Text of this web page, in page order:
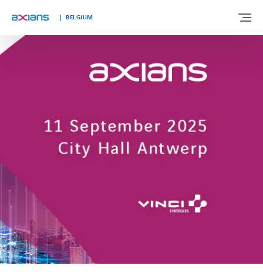
BELGIUM
EXPERTISE
MARKTEN
KLANTVERHALEN
NIEUWS & INSIGHTS
WERKEN BIJ AXIANS